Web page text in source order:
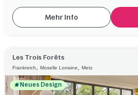
Mehr Info
Les Trois Forêts
Frankreich Moselle Lorraine Metz
Neues Design